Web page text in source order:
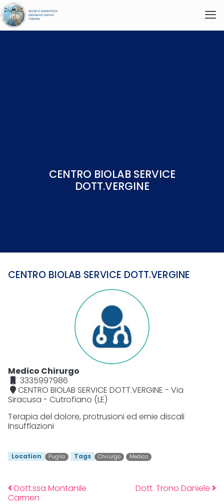
CENTRO BIOLAB SERVICE
DOTT.VERGINE
CENTRO BIOLAB SERVICE DOTT.VERGINE
Medico Chirurgo
3335997986
CENTRO BIOLAB SERVICE DOTT.VERGINE - Via
Siracusa - Cutrofiano (LE)
Terapia del dolore, protrusioni ed ernie discali
Insufflazioni
Location Puglia Tags Chirurgo Medico
Post navigation
Dott.ssa Montanile
Carmen
Dott. Trono Daniele